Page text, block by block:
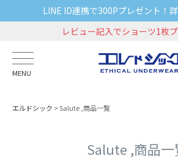
LINE ID連携で300Pプレゼント！
レビュー記入でショーツ1枚
MENU
エルドシック Salute ,商品一覧
Salute ,商品一
予約商品
予約商品のみを表示
価格が高い順
キーワードヒット順